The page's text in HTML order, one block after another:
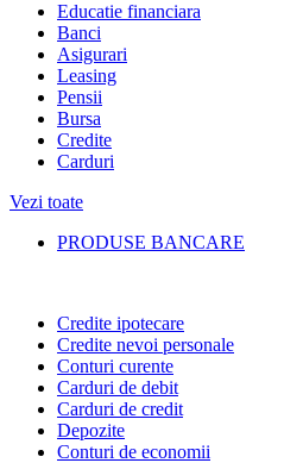
Educatie financiara
Banci
Asigurari
Leasing
Pensii
Bursa
Credite
Carduri
Vezi toate
PRODUSE BANCARE
Credite ipotecare
Credite nevoi personale
Conturi curente
Carduri de debit
Carduri de credit
Depozite
Conturi de economii